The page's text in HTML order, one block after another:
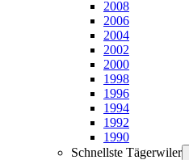
2008
2006
2004
2002
2000
1998
1996
1994
1992
1990
Schnellste Tägerwiler